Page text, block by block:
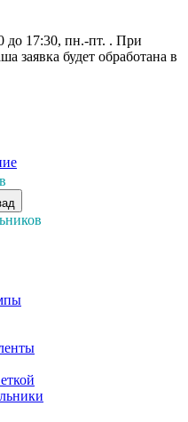
до 17:30, пн.-пт. . При
заявка будет обработана в